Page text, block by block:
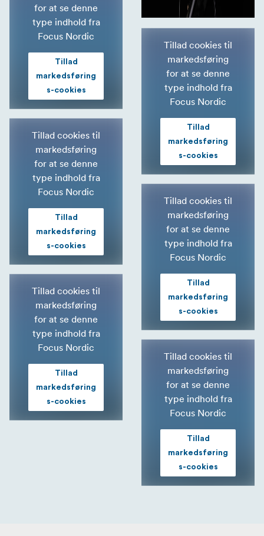
for at se denne
type indhold fra
Focus Nordic
Tillad
markedsføring
s-cookies
Tillad cookies til
markedsføring
for at se denne
type indhold fra
Focus Nordic
Tillad
markedsføring
s-cookies
Tillad cookies til
markedsføring
for at se denne
type indhold fra
Focus Nordic
Tillad
markedsføring
s-cookies
Tillad cookies til
markedsføring
for at se denne
type indhold fra
Focus Nordic
Tillad
markedsføring
s-cookies
Tillad cookies til
markedsføring
for at se denne
type indhold fra
Focus Nordic
Tillad
markedsføring
s-cookies
Tillad cookies til
markedsføring
for at se denne
type indhold fra
Focus Nordic
Tillad
markedsføring
s-cookies